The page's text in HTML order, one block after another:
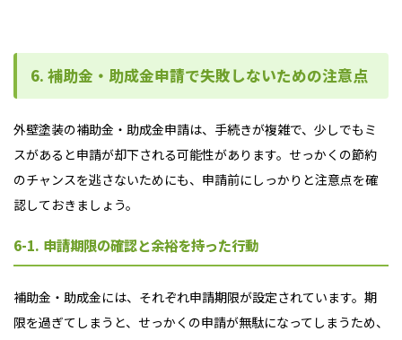
6. 補助金・助成金申請で失敗しないための注意点
外壁塗装の補助金・助成金申請は、手続きが複雑で、少しでもミ
スがあると申請が却下される可能性があります。せっかくの節約
のチャンスを逃さないためにも、申請前にしっかりと注意点を確
認しておきましょう。
6-1. 申請期限の確認と余裕を持った行動
補助金・助成金には、それぞれ申請期限が設定されています。期
限を過ぎてしまうと、せっかくの申請が無駄になってしまうため、